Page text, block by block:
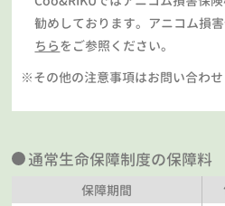
勧めしております。アニコム損
ちらをご参照ください。
※その他の注意事項はお問い合わ
通常生命保障制度の保障料
保障期間